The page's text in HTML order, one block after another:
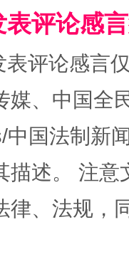
评论感
评论感言
媒、中国全
中国法制新
描述。 注
律、法规，